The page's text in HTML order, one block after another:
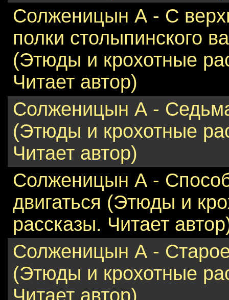
Солженицын А - С
полки столыпинского
(Этюды и крохотные
Читает автор)
Солженицын А -
(Этюды и крохотные
Читает автор)
Солженицын А -
двигаться (Этюды и
рассказы. Читает
Солженицын А -
(Этюды и крохотные
Читает автор)